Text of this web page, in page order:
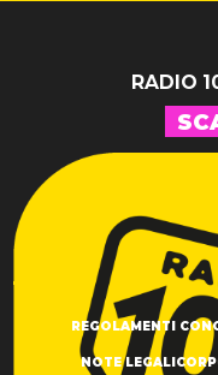
RADIO
REGOLAMENTI
NOTE LEGALI